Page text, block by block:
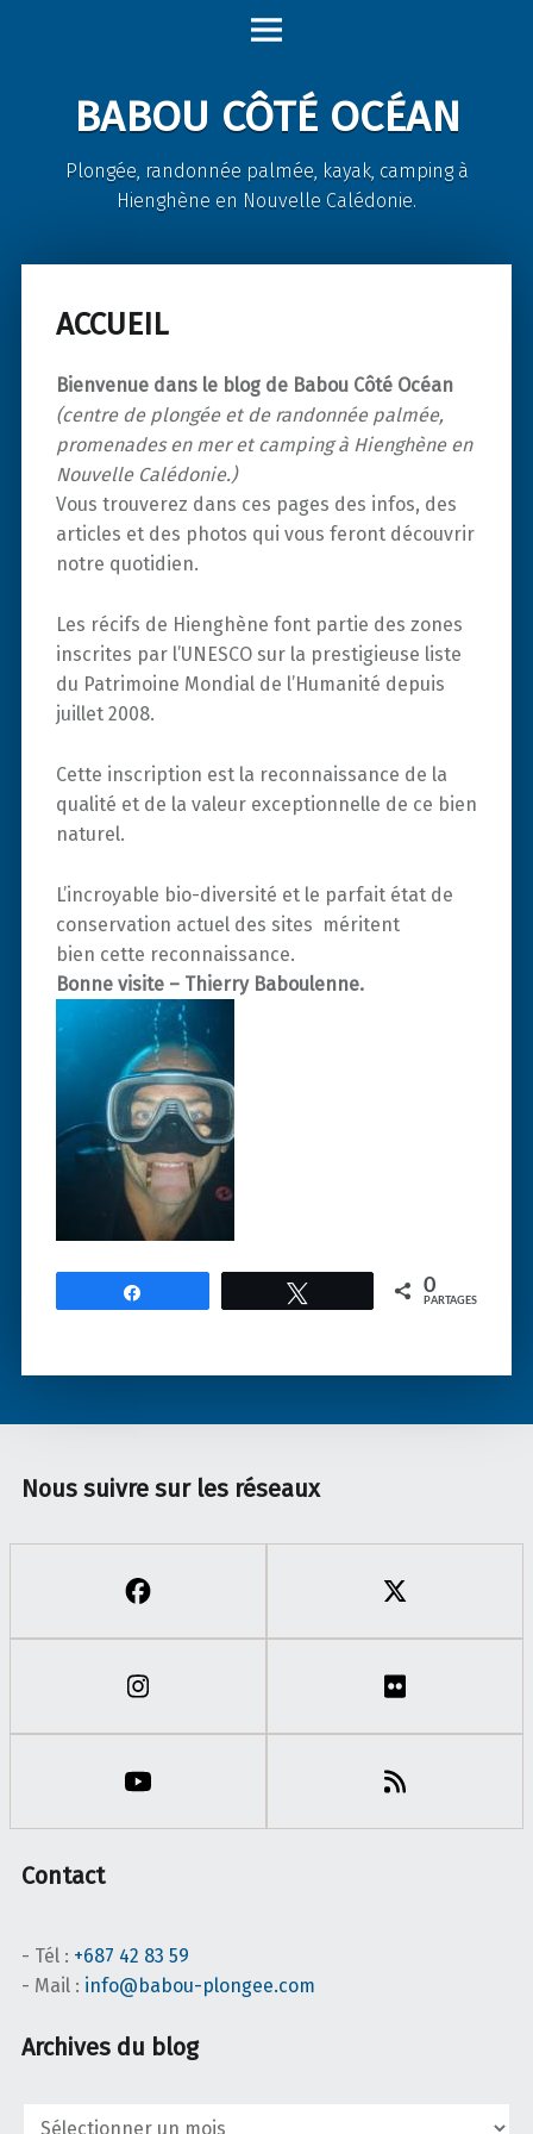
navigation
BABOU CÔTÉ OCÉAN
Plongée, randonnée palmée, kayak, camping à
Hienghène en Nouvelle Calédonie.
ACCUEIL
Bienvenue dans le blog de Babou Côté Océan
(centre de plongée et de randonnée palmée,
promenades en mer et camping à Hienghène en
Nouvelle Calédonie.)
Vous trouverez dans ces pages des infos, des
articles et des photos qui vous feront découvrir
notre quotidien.
Les récifs de Hienghène font partie des zones
inscrites par l’UNESCO sur la prestigieuse liste
du Patrimoine Mondial de l’Humanité depuis
juillet 2008.
Cette inscription est la reconnaissance de la
qualité et de la valeur exceptionnelle de ce bien
naturel.
L’incroyable bio-diversité et le parfait état de
conservation actuel des sites méritent
bien cette reconnaissance.
Bonne visite – Thierry Baboulenne.
0
PARTAGES
Nous suivre sur les réseaux
Contact
- Tél : +687 42 83 59
- Mail : info@babou-plongee.com
Archives du blog
Archives